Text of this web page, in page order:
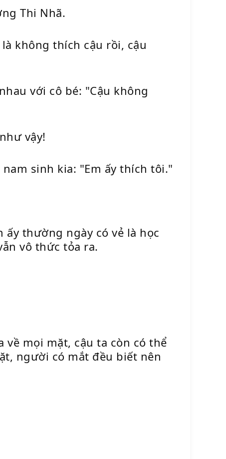
Thi Nhã.
không thích cậu rồi, cậu
với cô bé: "Cậu không
vậy!
sinh kia: "Em ấy thích tôi."
thường ngày có vẻ là học
vô thức tỏa ra.
mọi mặt, cậu ta còn có thể
người có mắt đều biết nên